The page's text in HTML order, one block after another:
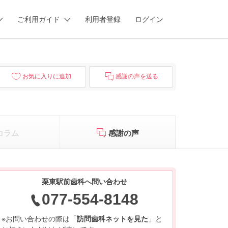
ご利用ガイド 利用者登録 ログイン
お気に入りに追加 感謝の声を送る
ラム 感謝の声
栗東駅前歯科へ問い合わせ
077-554-8148
※お問い合わせの際は「訪問歯科ネットを見た 」と